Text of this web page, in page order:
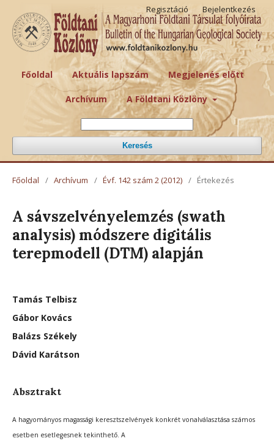
Főoldal Aktuális lapszám Megjelenés előtt
Archívum A Földtani Közlöny
Keresés
Regisztáció Bejelentkezés
Főoldal / Archívum / Évf. 142 szám 2 (2012) / Értekezés
A sávszelvényelemzés (swath
analysis) módszere digitális
terepmodell (DTM) alapján
Tamás Telbisz
Gábor Kovács
Balázs Székely
Dávid Karátson
Absztrakt
A hagyományos magassági keresztszelvények konkrét vonalválasztása számos
esetben esetlegesnek tekinthető. A